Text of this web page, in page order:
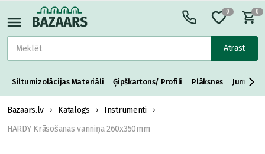
Atrast
0 0
Siltumizolācijas Materiāli Ģipškartons/ Profili Plāksnes Jumta
Bazaars.lv Katalogs
Instrumenti
HARDY Krāsošanas vanniņa 260x350mm